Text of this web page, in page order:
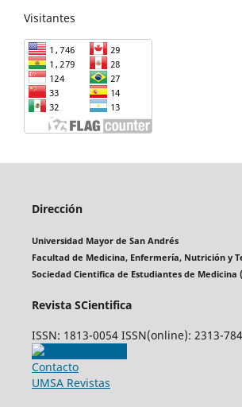
Visitantes
Dirección
Universidad Mayor de San Andrés
Facultad de Medicina, Enfermería, Nutrición y
Sociedad Cientifica de Estudiantes de Medicina
Revista SCientifica
ISSN: 1813-0054 ISSN(online): 2313-
Contacto
UMSA Revistas